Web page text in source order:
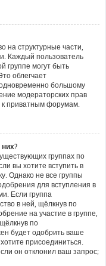
на структурные части,
Каждый пользователь
группе могут быть
облегчает
большому
модераторских прав
к приватным форумам.
группах по
вы хотите вступить в
Однако не все группы
для вступления в
Если группа
в ней, щёлкнув по
на участие в группе,
по
будет одобрить ваше
присоединиться.
он отклонил ваш запрос;